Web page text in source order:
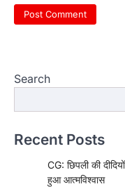
Search
Recent Posts
CG: छिपली की
हुआ आत्मविश्वास